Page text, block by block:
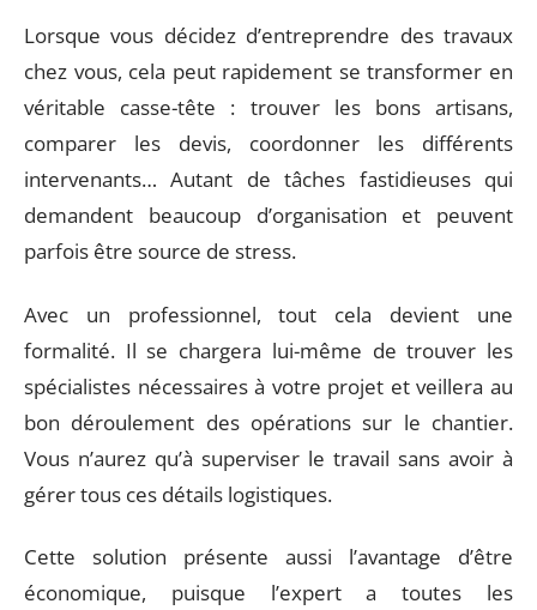
Lorsque vous décidez d’entreprendre des travaux
chez vous, cela peut rapidement se transformer en
véritable casse-tête : trouver les bons artisans,
comparer les devis, coordonner les différents
intervenants… Autant de tâches fastidieuses qui
demandent beaucoup d’organisation et peuvent
parfois être source de stress.
Avec un professionnel, tout cela devient une
formalité. Il se chargera lui-même de trouver les
spécialistes nécessaires à votre projet et veillera au
bon déroulement des opérations sur le chantier.
Vous n’aurez qu’à superviser le travail sans avoir à
gérer tous ces détails logistiques.
Cette solution présente aussi l’avantage d’être
économique, puisque l’expert a toutes les